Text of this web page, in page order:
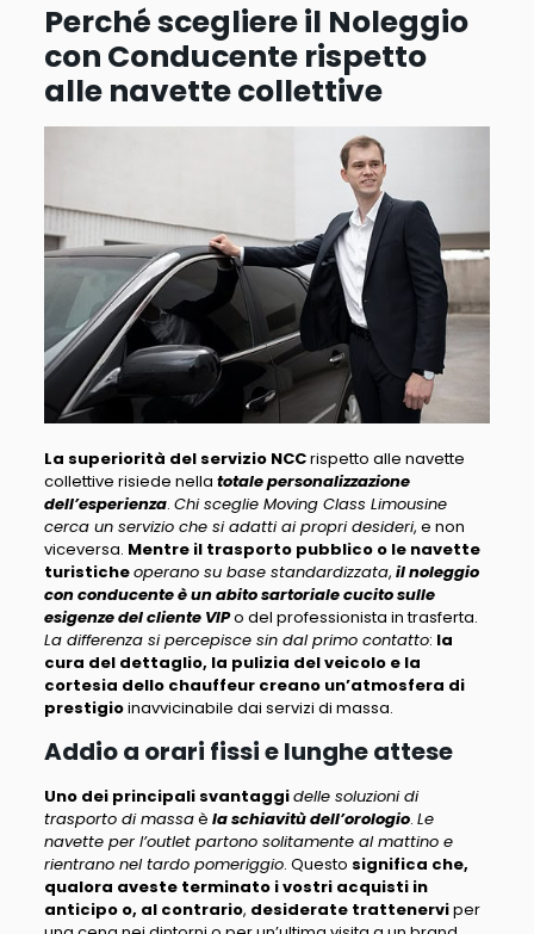
Perché scegliere il Noleggio
con Conducente rispetto
alle navette collettive
La superiorità del servizio NCCrispetto alle navette
collettive risiede nella totale personalizzazione
dell’esperienza. Chi sceglie Moving Class Limousine
cerca un servizio che si adatti ai propri desideri, e non
viceversa. Mentre il trasporto pubblico o le navette
turisticheoperano su base standardizzata, il noleggio
con conducente è un abito sartoriale cucito sulle
esigenze del cliente VIPo del professionista in trasferta.
La differenza si percepisce sin dal primo contatto: la
cura del dettaglio, la pulizia del veicolo e la
cortesia dello chauffeur creano un’atmosfera di
prestigioinavvicinabile dai servizi di massa.
Addio a orari fissi e lunghe attese
Uno dei principali svantaggidelle soluzioni di
trasporto di massaè la schiavitù dell’orologio. Le
navette per l’outlet partono solitamente al mattino e
rientrano nel tardo pomeriggio. Questo significa che,
qualora aveste terminato i vostri acquisti in
anticipo o, al contrario, desiderate trattenerviper